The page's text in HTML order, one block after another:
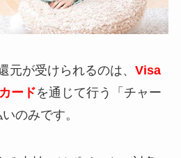
元が受けられるのは、 Visa
ードを通じて行う「チャー
のみです。